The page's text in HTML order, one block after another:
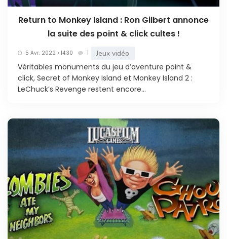
Return to Monkey Island : Ron Gilbert annonce
la suite des point & click cultes !
5 Avr. 2022 • 14:30 1 Jeux vidéo
Véritables monuments du jeu d’aventure point &
click, Secret of Monkey Island et Monkey Island 2 :
LeChuck’s Revenge restent encore...